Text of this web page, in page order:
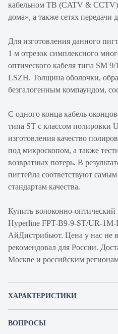
кабельном ТВ (CATV &
дома», а также сетях передачи
Для изготовления данного
1 м отрезок симплексного
оптического кабеля типа SM
LSZH. Толщина оболочки,
безгалогенным компаундом,
С одного конца кабель
типа ST с классом полировки
изготовления качество
под микроскопом, а также
возвратных потерь. В
пигтейла соответствуют
стандартам качества.
Купить волоконно-
Hyperline FPT-B9-9-ST/UR-
АйДистрибьют. Цена у нас не
рекомендовал для России.
Москве и российским
ХАРАКТЕРИСТИКИ
ВОПРОСЫ